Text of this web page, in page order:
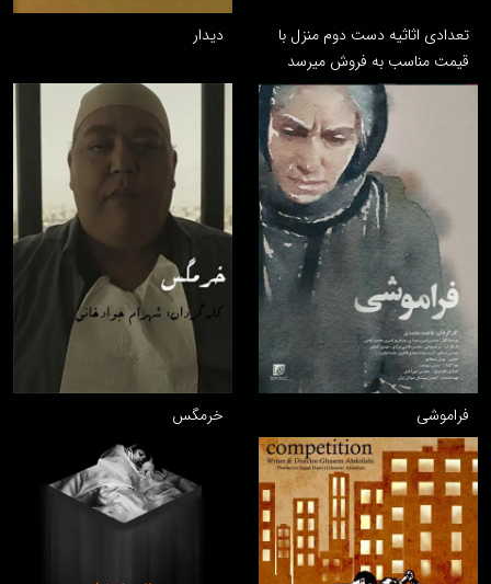
تعدادی اثاثیه دست دوم منزل با
قیمت مناسب به فروش میرسد
دیدار
فراموشی خرمگس